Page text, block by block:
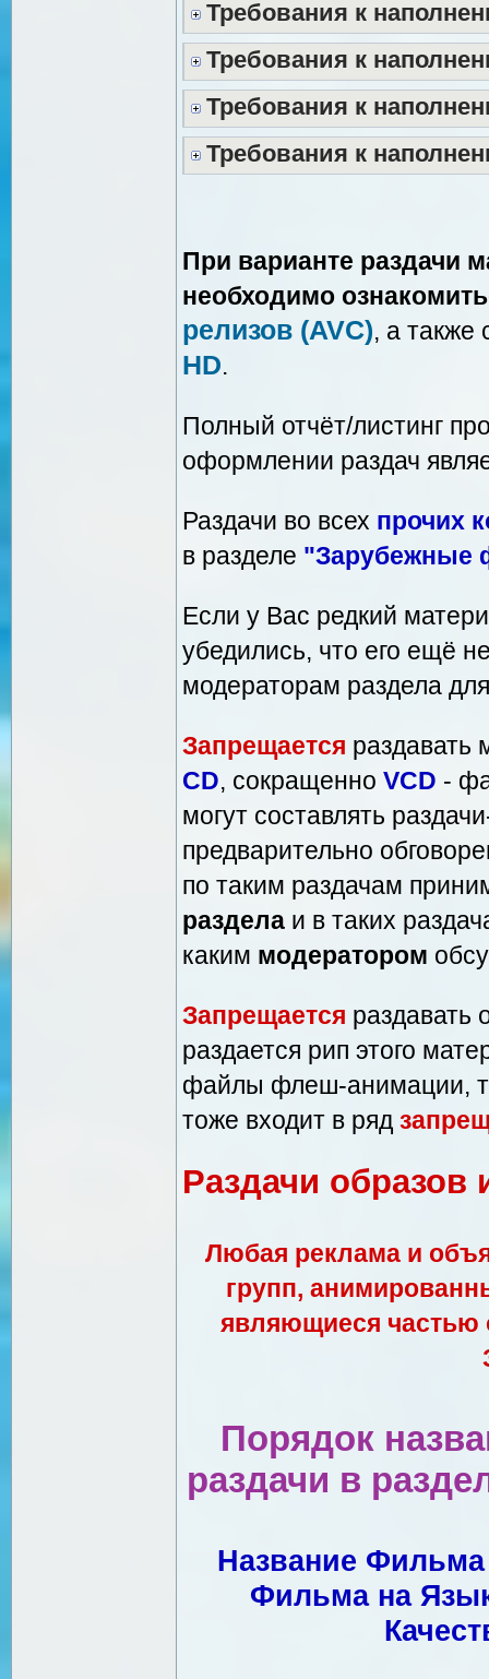
Требования к
Требования к
Требования к
Требования к
При варианте раздачи
необходимо
релизов (AVC), а также
HD.
Полный отчёт/листинг
оформлении раздач
Раздачи во всех прочих
в разделе
Если у Вас редкий
убедились, что его ещё
модераторам раздела
Запрещается
CD, сокращенно VCD -
могут составлять
предварительно
по таким раздачам
раздела и в таких
каким модератором
Запрещается
раздается рип этого
файлы флеш-анимации,
тоже входит в ряд
Раздачи
Любая реклама и
групп,
являющиеся частью
Порядок
раздачи в
Название
Фильма на